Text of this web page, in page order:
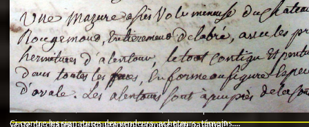
"l'an mil six cent soixante treze le ving neuvième jour du mois de
nommé fut présent Messire Claude Guillaume de Moyriat chevalier baron
vend, purement simplement et irrevocablement a monseigneur monsieur
et chavannes conseiller du roy au parlement de Bourgogne, present et
que le dit seigneur Baron de la Vellière a sur ses hommes, indivisables et
de la Velliere tout ainsi et comme le dit seigneur Baron et ses
présent......"
suivent les rentes, donation des terriers, etc... au prix de 880 livre louis
Ci contre les signatures des vendeurs, acheteurs, témoins....
vente du château de Rougemont comme bien national9.